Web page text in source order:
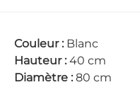
Couleur : Blanc
Hauteur : 40 cm
Diamètre : 80 cm